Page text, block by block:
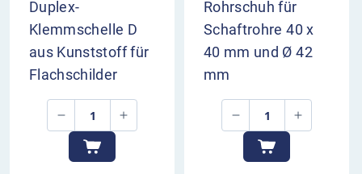
Duplex-
Klemmschelle D
aus Kunststoff für
Flachschilder
Rohrschuh für
Schaftrohre 40 x
40 mm und Ø 42
mm